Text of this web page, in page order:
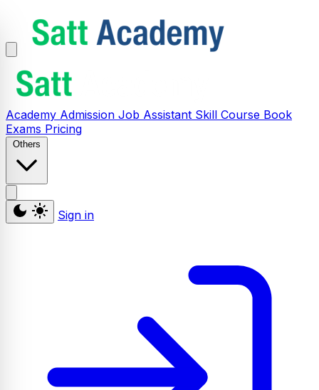
Academy Admission Job Assistant Skill Course Book
Exams Pricing
Others
Sign in